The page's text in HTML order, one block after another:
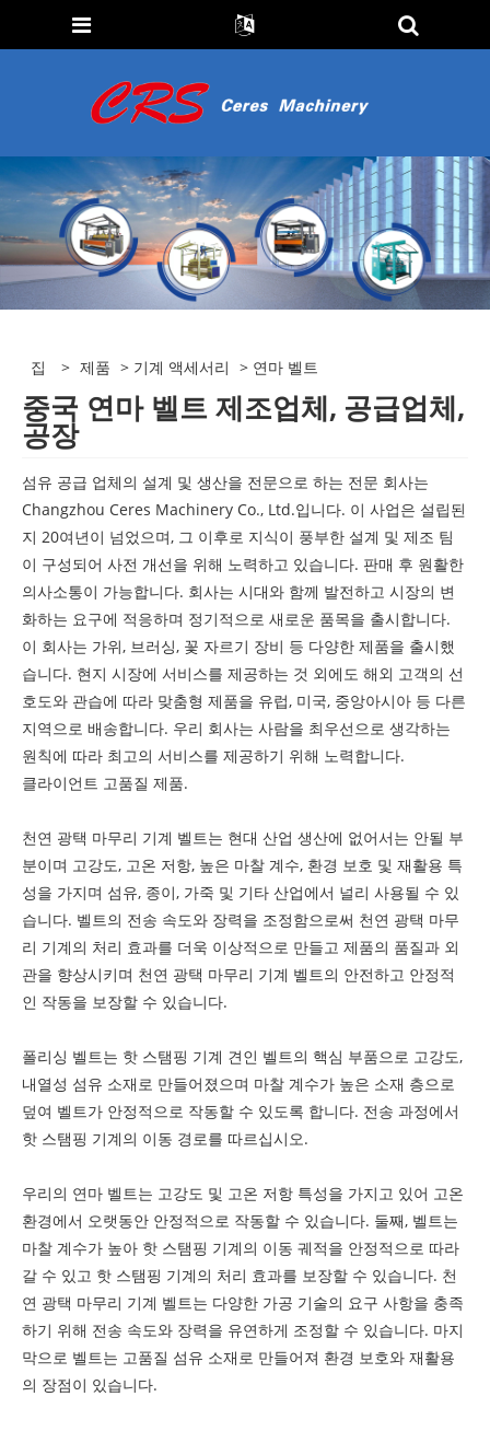
집 > 제품 > 기계 액세서리 > 연마 벨트
중국 연마 벨트 제조업체, 공급업체,
공장
섬유 공급 업체의 설계 및 생산을 전문으로 하는 전문 회사는
Changzhou Ceres Machinery Co., Ltd.입니다. 이 사업은 설립된
지 20여년이 넘었으며, 그 이후로 지식이 풍부한 설계 및 제조 팀
이 구성되어 사전 개선을 위해 노력하고 있습니다. 판매 후 원활한
의사소통이 가능합니다. 회사는 시대와 함께 발전하고 시장의 변
화하는 요구에 적응하며 정기적으로 새로운 품목을 출시합니다.
이 회사는 가위, 브러싱, 꽃 자르기 장비 등 다양한 제품을 출시했
습니다. 현지 시장에 서비스를 제공하는 것 외에도 해외 고객의 선
호도와 관습에 따라 맞춤형 제품을 유럽, 미국, 중앙아시아 등 다른
지역으로 배송합니다. 우리 회사는 사람을 최우선으로 생각하는
원칙에 따라 최고의 서비스를 제공하기 위해 노력합니다.
클라이언트 고품질 제품.
천연 광택 마무리 기계 벨트는 현대 산업 생산에 없어서는 안될 부
분이며 고강도, 고온 저항, 높은 마찰 계수, 환경 보호 및 재활용 특
성을 가지며 섬유, 종이, 가죽 및 기타 산업에서 널리 사용될 수 있
습니다. 벨트의 전송 속도와 장력을 조정함으로써 천연 광택 마무
리 기계의 처리 효과를 더욱 이상적으로 만들고 제품의 품질과 외
관을 향상시키며 천연 광택 마무리 기계 벨트의 안전하고 안정적
인 작동을 보장할 수 있습니다.
폴리싱 벨트는 핫 스탬핑 기계 견인 벨트의 핵심 부품으로 고강도,
내열성 섬유 소재로 만들어졌으며 마찰 계수가 높은 소재 층으로
덮여 벨트가 안정적으로 작동할 수 있도록 합니다. 전송 과정에서
핫 스탬핑 기계의 이동 경로를 따르십시오.
우리의 연마 벨트는 고강도 및 고온 저항 특성을 가지고 있어 고온
환경에서 오랫동안 안정적으로 작동할 수 있습니다. 둘째, 벨트는
마찰 계수가 높아 핫 스탬핑 기계의 이동 궤적을 안정적으로 따라
갈 수 있고 핫 스탬핑 기계의 처리 효과를 보장할 수 있습니다. 천
연 광택 마무리 기계 벨트는 다양한 가공 기술의 요구 사항을 충족
하기 위해 전송 속도와 장력을 유연하게 조정할 수 있습니다. 마지
막으로 벨트는 고품질 섬유 소재로 만들어져 환경 보호와 재활용
의 장점이 있습니다.